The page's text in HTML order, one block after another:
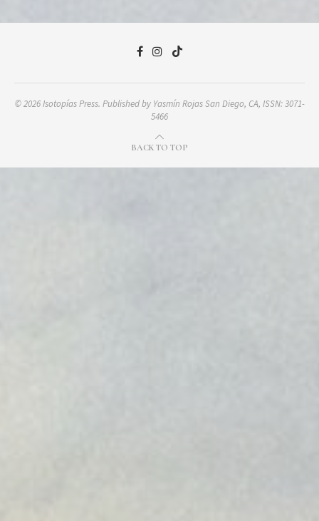
© 2026 Isotopías Press. Published by Yasmín Rojas San Diego, CA, ISSN: 3071-
5466
BACK TO TOP